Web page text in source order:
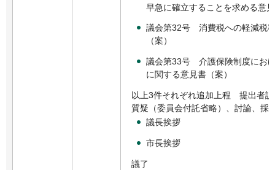
早急に確立することを求める意
議会第32号 消費税への軽減税
（案）
議会第33号 介護保険制度にお
に関する意見書（案）
以上3件それぞれ追加上程 提出者
質疑（委員会付託省略）、討論、採
議長挨拶
市長挨拶
議了